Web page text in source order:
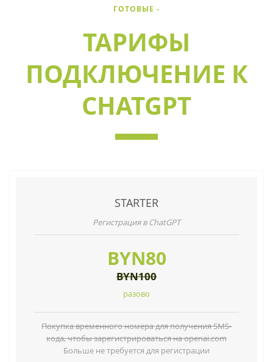
ГОТОВЫЕ -
ТАРИФЫ
ПОДКЛЮЧЕНИЕ К
CHATGPT
STARTER
Регистрация в ChatGPT
BYN80
BYN100
разово
Покупка временного номера для получения SMS-
кода, чтобы зарегистрироваться наopenai.com
Больше не требуется для регистрации